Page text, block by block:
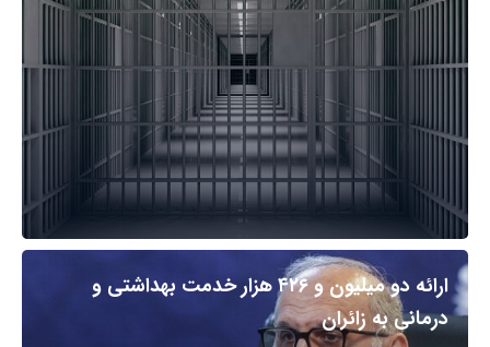
ارائه دو میلیون و ۴۲۶ هزار خدمت بهداشتی و
درمانی به زائران